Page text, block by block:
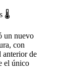
🌡️
un nuevo
con
anterior de
el único